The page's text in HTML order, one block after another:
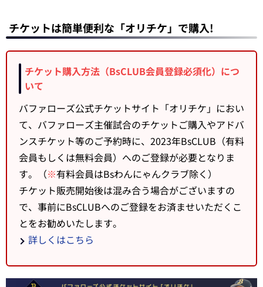
チケットは簡単便利な「オリチケ」で購入!
チケット購入方法（BsCLUB会員登録必須化）につ
いて
バファローズ公式チケットサイト「オリチケ」におい
て、バファローズ主催試合のチケットご購入やアドバ
ンスチケット等のご予約時に、2023年BsCLUB（有料
会員もしくは無料会員）へのご登録が必要となりま
す。（※有料会員はBsわんにゃんクラブ除く）
チケット販売開始後は混み合う場合がございますの
で、事前にBsCLUBへのご登録をお済ませいただくこ
とをお勧めいたします。
詳しくはこちら